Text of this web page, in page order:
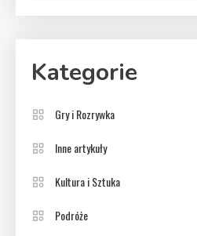
Kategorie
Gry i Rozrywka
Inne artykuły
Kultura i Sztuka
Podróże